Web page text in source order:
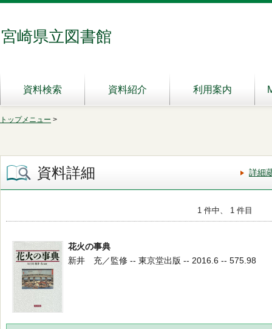
宮崎県立図書館
資料検索 資料紹介 利用案内
トップメニュー >
資料詳細 詳細
1 件中、 1 件目
花火の事典
新井 充／監修 -- 東京堂出版 -- 2016.6 -- 575.98